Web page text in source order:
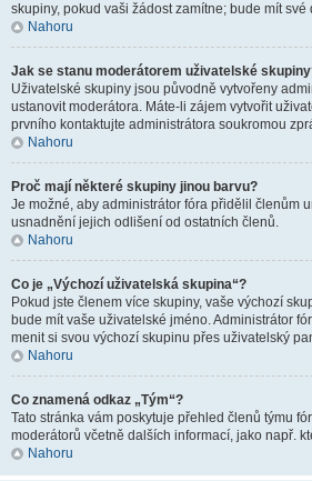
skupiny, pokud vaši žádost zamítne; bude mít své
Nahoru
Jak se stanu moderátorem uživatelské
Uživatelské skupiny jsou původně vytvořeny
ustanovit moderátora. Máte-li zájem vytvořit
prvního kontaktujte administrátora soukromou
Nahoru
Proč mají některé skupiny jinou barvu?
Je možné, aby administrátor fóra přidělil členům
usnadnění jejich odlišení od ostatních členů.
Nahoru
Co je „Výchozí uživatelská skupina“?
Pokud jste členem více skupiny, vaše výchozí
bude mít vaše uživatelské jméno. Administrátor
menit si svou výchozí skupinu přes uživatelský
Nahoru
Co znamená odkaz „Tým“?
Tato stránka vám poskytuje přehled členů týmu
moderátorů včetně dalších informací, jako např.
Nahoru